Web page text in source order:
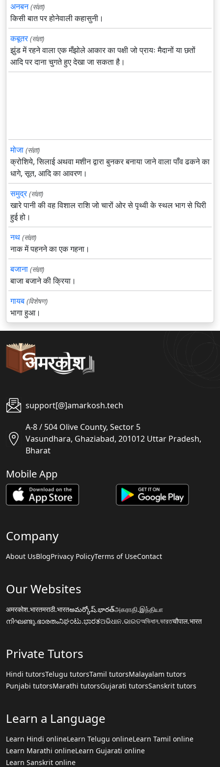
अनबन (संज्ञा)
किसी बात पर होनेवाली कहासुनी।
कबूतर (संज्ञा)
झुंड में रहने वाला एक मँझोले आकार का पक्षी जो प्रायः मैदानों या छतों
आदि पर दाना चुगते हुए देखा जा सकता है।
मोजा (संज्ञा)
क्रोशिये, सिलाई अथवा मशीन द्वारा बुनकर बनाया जाने वाला पाँव ढकने का
धागे, सूत, आदि का आवरण।
समुद्र (संज्ञा)
खारे पानी की वह विशाल राशि जो चारों ओर से पृथ्वी के स्थल भाग से घिरी
हुई हो।
नथ (संज्ञा)
नाक में पहनने का एक गहना।
बजाना (संज्ञा)
बाजा बजाने की क्रिया।
गायब (विशेषण)
भागा हुआ।
support[@]amarkosh.tech
A-8 / 504 Olive County, Sector 5
Vasundhara, Ghaziabad, 201012 Uttar Pradesh,
Bharat
Mobile App
Company
About UsBlogPrivacy PolicyTerms of UseContact
Our Websites
अमरकोश.भारतमराठी.भारतఅమర్కోష్.భారత్அகராதி.இந்தியா
നിഘണ്ടു.ഭാരതംನಿಘಂಟು.ಭಾರತଅଭିଧାନ.ଭାରତঅভিধান.ভারতचौपाल.भारत
Private Tutors
Hindi tutorsTelugu tutorsTamil tutorsMalayalam tutors
Punjabi tutorsMarathi tutorsGujarati tutorsSanskrit tutors
Learn a Language
Learn Hindi onlineLearn Telugu onlineLearn Tamil online
Learn Marathi onlineLearn Gujarati online
Learn Sanskrit online